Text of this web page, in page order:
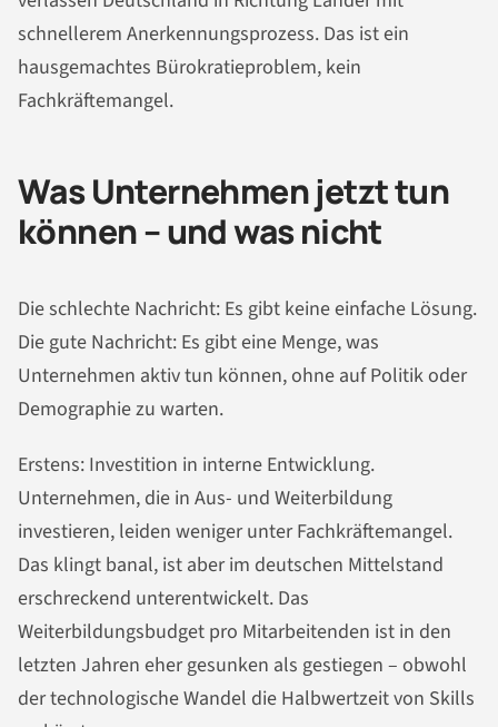
schnellerem Anerkennungsprozess. Das ist ein
hausgemachtes Bürokratieproblem, kein
Fachkräftemangel.
Was Unternehmen jetzt tun
können – und was nicht
Die schlechte Nachricht: Es gibt keine einfache Lösung.
Die gute Nachricht: Es gibt eine Menge, was
Unternehmen aktiv tun können, ohne auf Politik oder
Demographie zu warten.
Erstens: Investition in interne Entwicklung.
Unternehmen, die in Aus- und Weiterbildung
investieren, leiden weniger unter Fachkräftemangel.
Das klingt banal, ist aber im deutschen Mittelstand
erschreckend unterentwickelt. Das
Weiterbildungsbudget pro Mitarbeitenden ist in den
letzten Jahren eher gesunken als gestiegen – obwohl
der technologische Wandel die Halbwertzeit von Skills